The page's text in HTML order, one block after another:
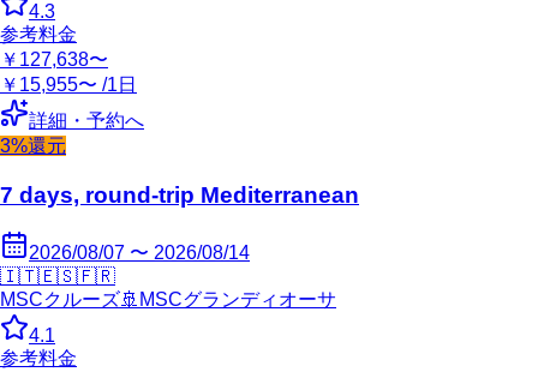
4.3
参考料金
￥127,638〜
￥15,955〜 /1日
詳細・予約へ
3%還元
7 days, round-trip Mediterranean
2026/08/07 〜 2026/08/14
🇮🇹🇪🇸🇫🇷
MSCクルーズ🚢 MSCグランディオーサ
4.1
参考料金